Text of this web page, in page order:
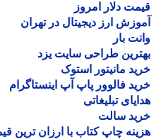
دلار امروز
ارز دیجیتال در تهران
بار
طراحی سایت یزد
مانیتور استوک
فالوور پاپ آپ اینستاگرام
تبلیغاتی
سالت
چاپ کتاب با ارزان ترین قیمت